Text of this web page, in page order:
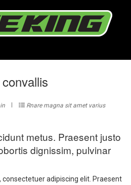
Rnare magna sit amet varius
metus. Praesent justo
dignissim, pulvinar
adipiscing elit. Praesent